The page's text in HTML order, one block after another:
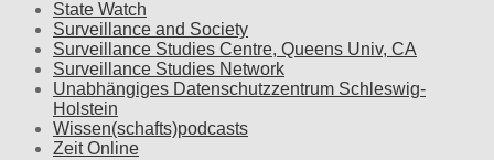
State Watch
Surveillance and Society
Surveillance Studies Centre, Queens Univ, CA
Surveillance Studies Network
Unabhängiges Datenschutzzentrum Schleswig-
Holstein
Wissen(schafts)podcasts
Zeit Online